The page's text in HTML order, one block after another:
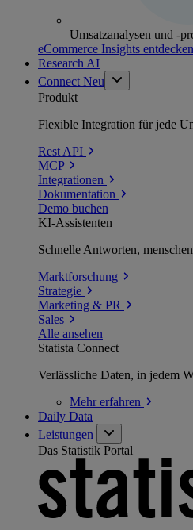
Umsatzanalysen und -
eCommerce Insights entdecken
Research AI
Connect Neu
Produkt
Flexible Integration für jede
Rest API
MCP
Integrationen
Dokumentation
Demo buchen
KI-Assistenten
Schnelle Antworten,
Marktforschung
Strategie
Marketing & PR
Sales
Alle ansehen
Statista Connect
Verlässliche Daten, in jedem
Mehrerfahren
Daily Data
Leistungen
Das Statistik Portal